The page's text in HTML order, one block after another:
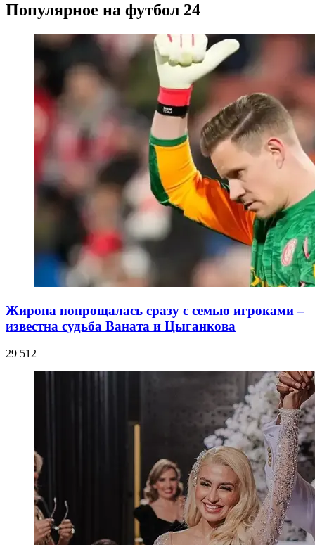
Популярное на футбол 24
Жирона попрощалась сразу с семью игроками –
известна судьба Ваната и Цыганкова
29 512